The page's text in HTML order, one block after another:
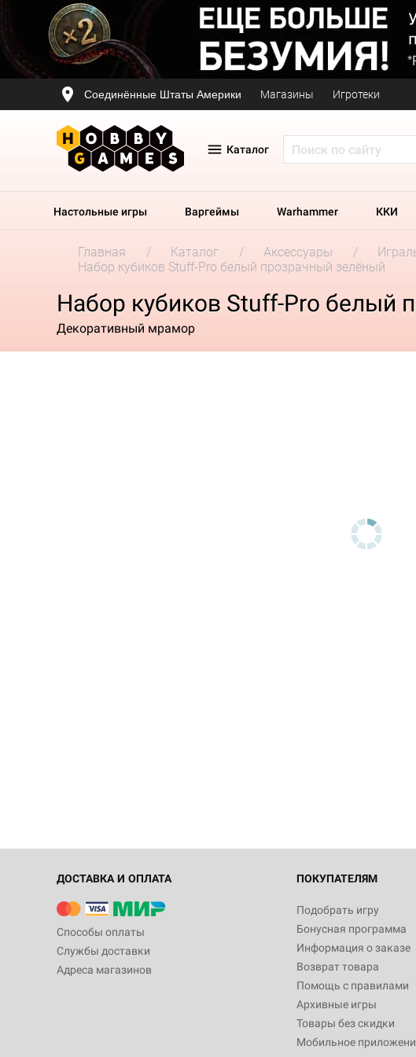
Соединённые Штаты Америки Магазины Игротеки
Каталог
Настольные игры Варгеймы Warhammer ККИ
Главная Каталог Аксессуары
Набор кубиков Stuff-Pro белый прозрачный зелёный
Набор кубиков Stuff-Pro белый
Декоративный мрамор
ДОСТАВКА И ОПЛАТА
Способы оплаты
Службы доставки
Адреса магазинов
ПОКУПАТЕЛЯМ
Подобрать игру
Бонусная программа
Информация о заказе
Возврат товара
Помощь с правилами
Архивные игры
Товары без скидки
Мобильное